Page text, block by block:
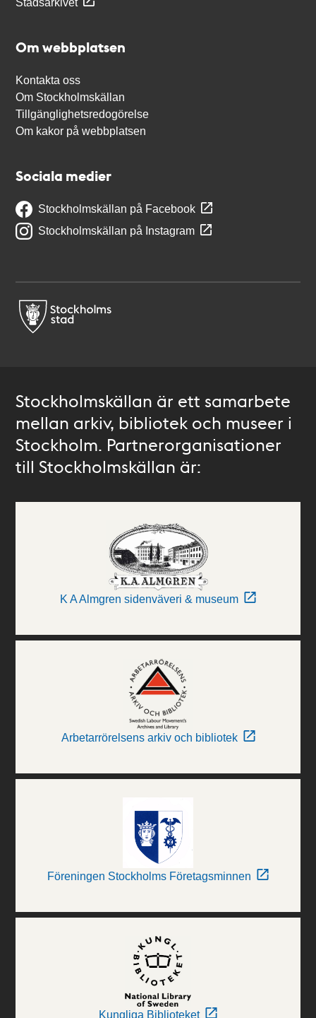
Stadsarkivet
Om webbplatsen
Kontakta oss
Om Stockholmskällan
Tillgänglighetsredogörelse
Om kakor på webbplatsen
Sociala medier
Stockholmskällan på Facebook
Stockholmskällan på Instagram
Stockholmskällan är ett samarbete
mellan arkiv, bibliotek och museer i
Stockholm. Partnerorganisationer
till Stockholmskällan är:
K A Almgren sidenväveri & museum
Arbetarrörelsens arkiv och bibliotek
Föreningen Stockholms Företagsminnen
Kungliga Biblioteket